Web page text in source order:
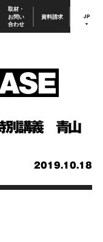
取材・
お問い
合わせ
資料請求 JP
別講義 青山
2019.10.18